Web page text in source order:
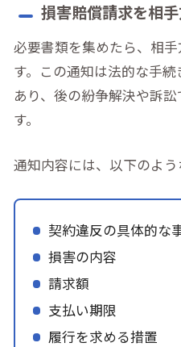
損害賠償請求を相
必要書類を集めたら、相
す。この通知は法的な手
あり、後の紛争解決や訴
す。
通知内容には、以下のよう
契約違反の具体的な
損害の内容
請求額
支払い期限
履行を求める措置